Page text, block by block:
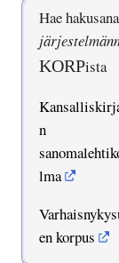
Hae
KORPista
n
lma
en korpus